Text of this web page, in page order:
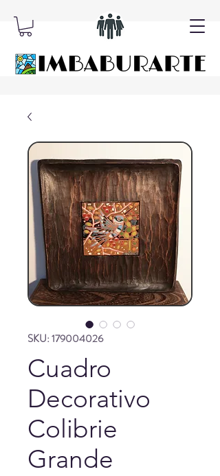
SKU: 179004026
Cuadro
Decorativo
Colibrie
Grande